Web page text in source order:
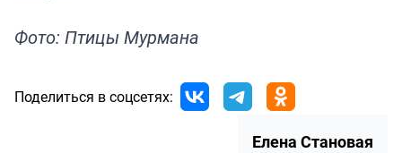
Фото: Птицы Мурмана
Поделиться в соцсетях:
Елена Становая